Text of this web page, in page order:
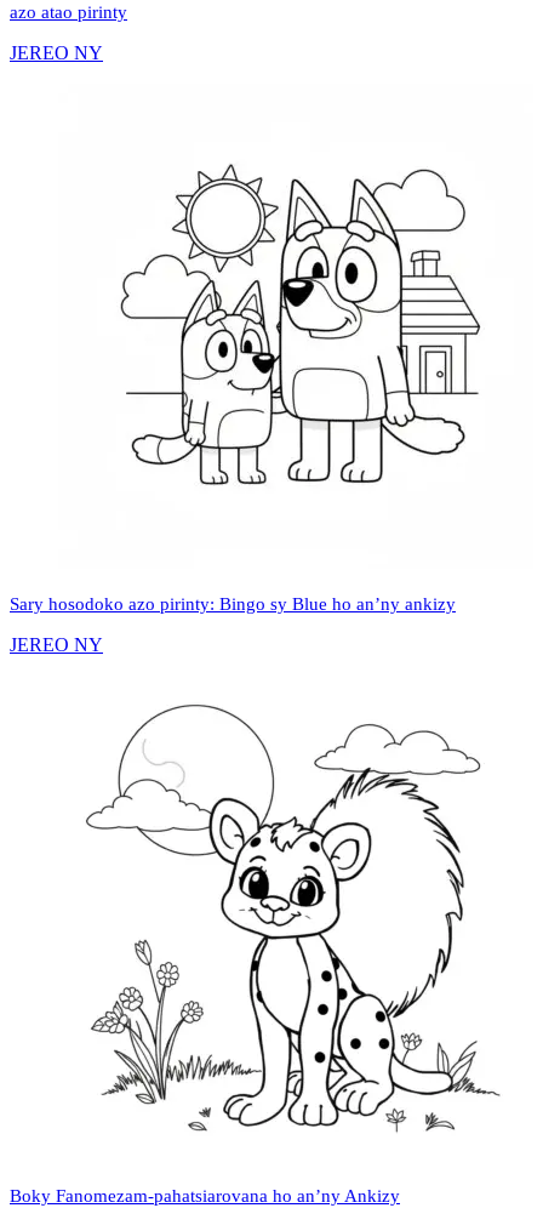
azo atao pirinty
JEREO NY
Sary hosodoko azo pirinty: Bingo sy Blue ho an’ny ankizy
JEREO NY
Boky Fanomezam-pahatsiarovana ho an’ny Ankizy